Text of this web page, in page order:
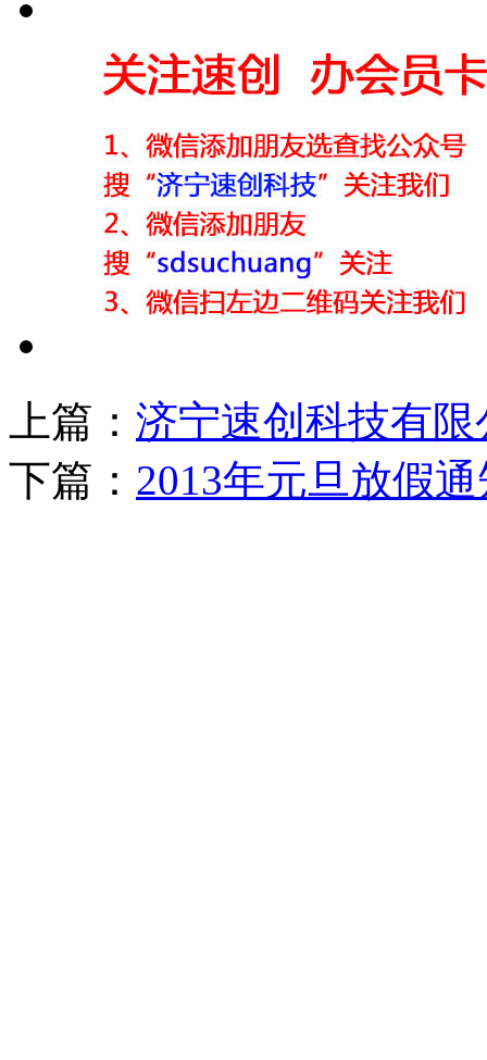
上篇： 济宁速创科技有
下篇： 2013年元旦放假